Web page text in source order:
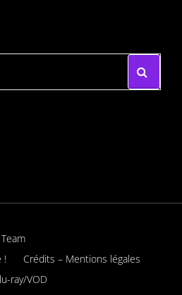
!
Crédits – Mentions légales
ray/VOD